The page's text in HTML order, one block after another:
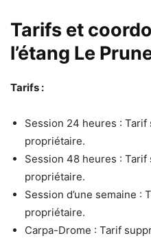
Tarifs et
l’étang Le
Tarifs :
Session 24 heures :
propriétaire.
Session 48 heures :
propriétaire.
Session d’une semaine :
propriétaire.
Carpa-Drome : Tarif